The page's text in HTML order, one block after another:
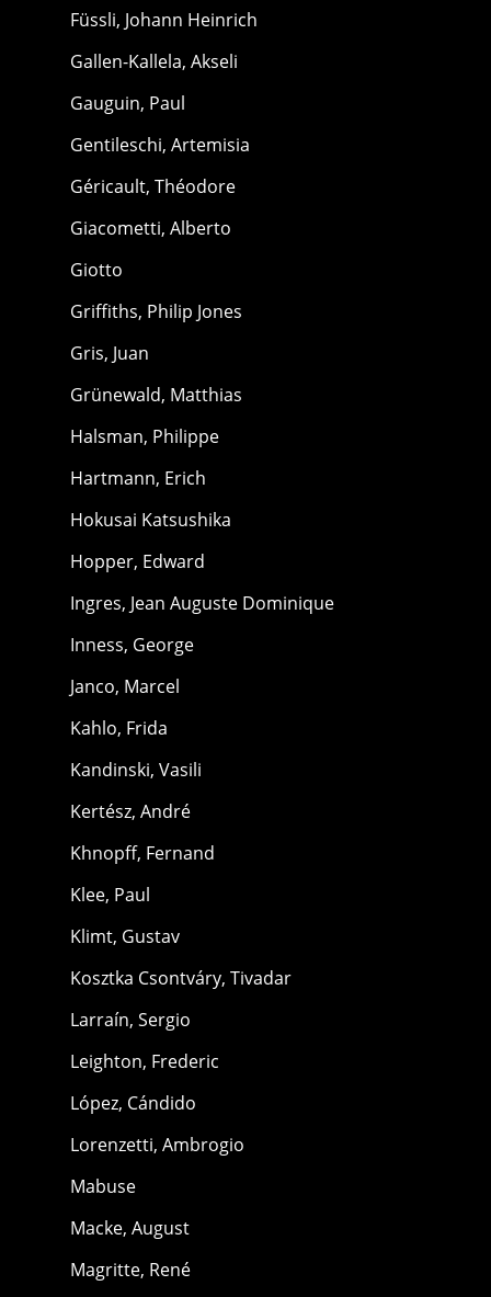
Füssli, Johann Heinrich
Gallen-Kallela, Akseli
Gauguin, Paul
Gentileschi, Artemisia
Géricault, Théodore
Giacometti, Alberto
Giotto
Griffiths, Philip Jones
Gris, Juan
Grünewald, Matthias
Halsman, Philippe
Hartmann, Erich
Hokusai Katsushika
Hopper, Edward
Ingres, Jean Auguste Dominique
Inness, George
Janco, Marcel
Kahlo, Frida
Kandinski, Vasili
Kertész, André
Khnopff, Fernand
Klee, Paul
Klimt, Gustav
Kosztka Csontváry, Tivadar
Larraín, Sergio
Leighton, Frederic
López, Cándido
Lorenzetti, Ambrogio
Mabuse
Macke, August
Magritte, René